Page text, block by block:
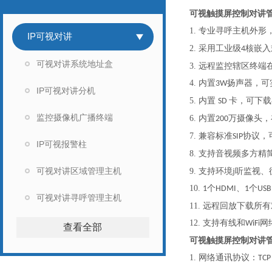
IP可视对讲
可视对讲系统地址盒
IP可视对讲分机
监控摄像机广播终端
IP可视报警柱
可视对讲区域管理主机
可视对讲寻呼管理主机
查看全部
可视触摸屏控制对讲
1. 专业寻呼主机外形
2. 采用工业级4核嵌
3. 远程监控辖区终端
4. 内置3W扬声器，可
5. 内置 SD 卡，可下
6. 内置200万摄像头
7. 兼容标准SIP协议，
8. 支持音视频多方精
9. 支持环境j听监视、
10. 1个HDMI、 1个USB
11. 远程回放下载所
12. 支持有线和WiFi网
可视触摸屏控制对讲
1. 网络通讯协议：